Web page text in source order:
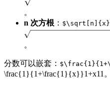
。
n 次方根 ：
。
分数可以嵌套：
\frac{1}{1+\frac{1}{x}}1+x11 。